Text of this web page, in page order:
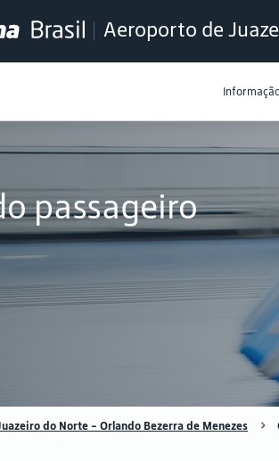
Aeroporto de
passageiro
do Norte – Orlando Bezerra de Menezes